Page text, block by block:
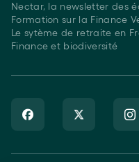
Nectar, la newsletter des
Formation sur la Finance
Le sytème de retraite en
Finance et biodiversité